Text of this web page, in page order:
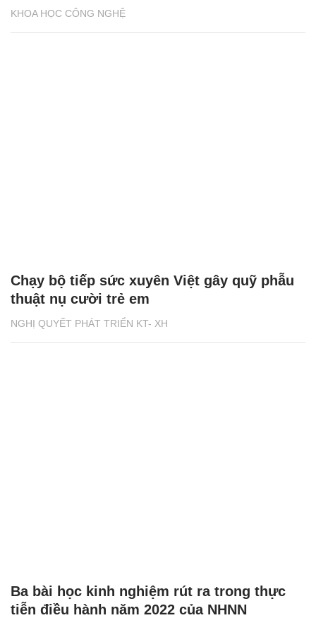
KHOA HỌC CÔNG NGHỆ
NGHỊ QUYẾT PHÁT TRIỂN KT- XH
Chạy bộ tiếp sức xuyên Việt gây quỹ phẫu
thuật nụ cười trẻ em
Ba bài học kinh nghiệm rút ra trong thực
tiễn điều hành năm 2022 của NHNN